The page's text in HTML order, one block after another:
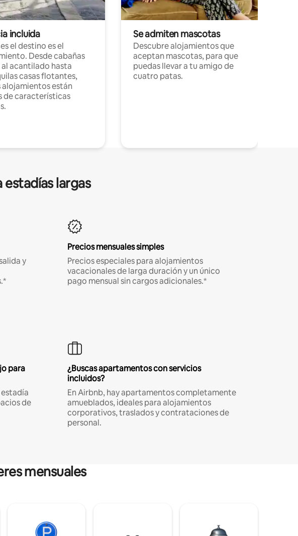
incluida
el destino es el
Desde cabañas
acantilado hasta
casas flotantes,
alojamientos están
de características
Se admiten mascotas
Descubre alojamientos que
aceptan mascotas, para que
puedas llevar a tu amigo de
cuatro patas.
largas
y
Precios mensuales simples
Precios especiales para alojamientos
vacacionales de larga duración y un único
pago mensual sin cargos adicionales.*
para
de
¿Buscas apartamentos con servicios
incluidos?
En Airbnb, hay apartamentos completamente
amueblados, ideales para alojamientos
corporativos, traslados y contrataciones de
personal.
mensuales